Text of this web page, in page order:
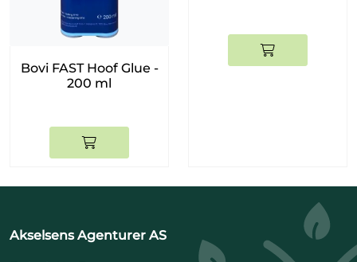
Bovi FAST Hoof Glue -
200 ml
Akselsens Agenturer AS